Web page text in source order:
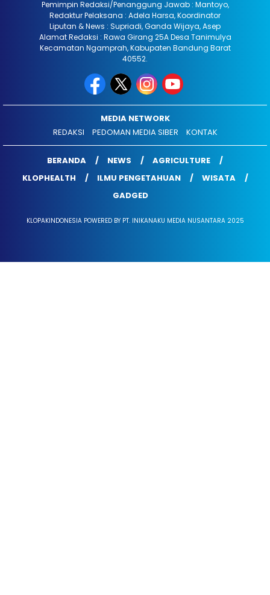
Pemimpin Redaksi/Penanggung Jawab : Mantoyo,
Redaktur Pelaksana : Adela Harsa, Koordinator
Liputan & News : Supriadi, Ganda Wijaya, Asep
Alamat Redaksi : Rawa Girang 25A Desa Tanimulya
Kecamatan Ngamprah, Kabupaten Bandung Barat
40552.
MEDIA NETWORK
REDAKSI
PEDOMAN MEDIA SIBER KONTAK
BERANDA NEWS
AGRICULTURE
KLOPHEALTH
ILMU PENGETAHUAN
WISATA
GADGED
KLOPAKINDONESIA POWERED BY PT. INIKANAKU MEDIA NUSANTARA 2025